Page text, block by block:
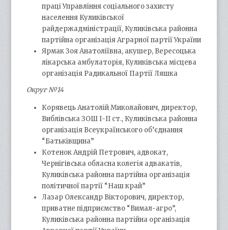
праці Управління соціального захисту
населення Куликівської
райдержадміністрації, Куликівська районна
партійна організація Аграрної партії України
Ярмак Зоя Анатоліївна, акушер, Вересоцька
лікарська амбулаторія, Куликівська місцева
організація Радикальної Партії Ляшка
Округ №14
Корявець Анатолій Миколайович, директор,
Виблівська ЗОШ І-ІІ ст., Куликівська районна
організація Всеукраїнського об’єднання
“Батьківщина”
Котенок Андрій Петрович, адвокат,
Чернігівська обласна колегія адвакатів,
Куликівська районна партійна організація
політичної партії “Наш край”
Лазар Олександр Вікторович, директор,
приватне підприємство “Вимал-агро”,
Куликівська районна партійна організація